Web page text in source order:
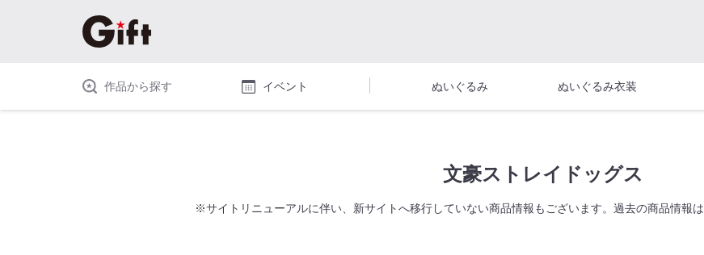
作品から探す イベント ぬいぐるみ ぬいぐるみ衣装
文豪ストレイドッグス
※サイトリニューアルに伴い、新サイトへ移行していない商品情報もございます。過去の商品情報は